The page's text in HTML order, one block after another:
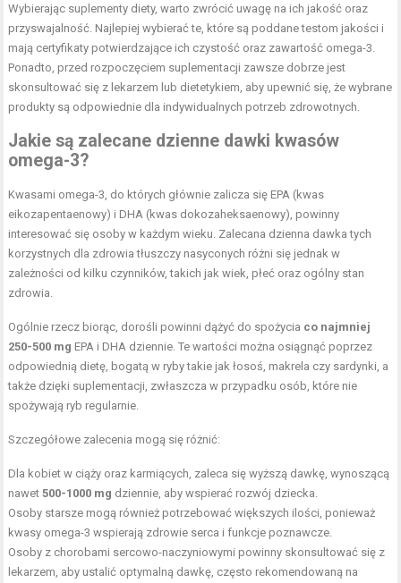
Wybierając suplementy diety, warto zwrócić uwagę na ich jakość oraz
przyswajalność. Najlepiej wybierać te, które są poddane testom jakości i
mają certyfikaty potwierdzające ich czystość oraz zawartość omega-3.
Ponadto, przed rozpoczęciem suplementacji zawsze dobrze jest
skonsultować się z lekarzem lub dietetykiem, aby upewnić się, że wybrane
produkty są odpowiednie dla indywidualnych potrzeb zdrowotnych.
Jakie są zalecane dzienne dawki kwasów
omega-3?
Kwasami omega-3, do których głównie zalicza się EPA (kwas
eikozapentaenowy) i DHA (kwas dokozaheksaenowy), powinny
interesować się osoby w każdym wieku. Zalecana dzienna dawka tych
korzystnych dla zdrowia tłuszczy nasyconych różni się jednak w
zależności od kilku czynników, takich jak wiek, płeć oraz ogólny stan
zdrowia.
Ogólnie rzecz biorąc, dorośli powinni dążyć do spożycia co najmniej
250-500 mg EPA i DHA dziennie. Te wartości można osiągnąć poprzez
odpowiednią dietę, bogatą w ryby takie jak łosoś, makrela czy sardynki, a
także dzięki suplementacji, zwłaszcza w przypadku osób, które nie
spożywają ryb regularnie.
Szczegółowe zalecenia mogą się różnić:
Dla kobiet w ciąży oraz karmiących, zaleca się wyższą dawkę, wynoszącą
nawet500-1000 mg dziennie, aby wspierać rozwój dziecka.
Osoby starsze mogą również potrzebować większych ilości, ponieważ
kwasy omega-3 wspierają zdrowie serca i funkcje poznawcze.
Osoby z chorobami sercowo-naczyniowymi powinny skonsultować się z
lekarzem, aby ustalić optymalną dawkę, często rekomendowaną na